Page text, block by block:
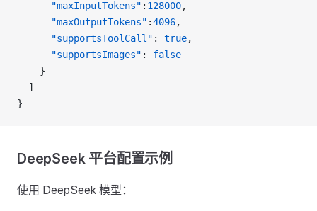
      "maxInputTokens"
: 128000,
      "maxOutputTokens"
:4096,
      "supportsToolCall"
: true,
      "supportsImages"
: false
    }
  ]
}
DeepSeek 平台配置示例
使用 DeepSeek 模型：